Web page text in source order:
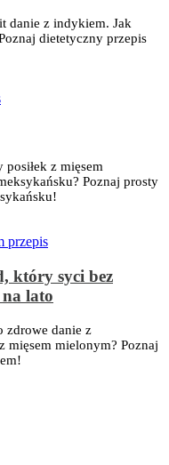
danie z indykiem. Jak
dietetyczny przepis
z mięsem
Poznaj prosty
który syci bez
lato
zdrowe danie z
mięsem mielonym? Poznaj